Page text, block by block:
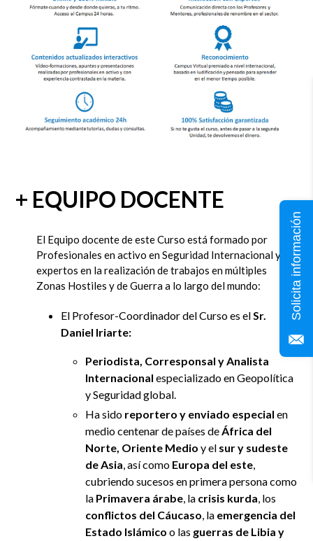
+ EQUIPO DOCENTE
El Equipo docente de este Curso está formado por
Profesionales en activo en Seguridad Internacional y
expertos en la realización de trabajos en múltiples
Zonas Hostiles y de Guerra a lo largo del mundo:
El Profesor-Coordinador del Curso es elSr.
Daniel Iriarte:
Periodista, Corresponsal y Analista
Internacional especializado en Geopolítica
y Seguridad global.
Ha sido reportero y enviado especial en
medio centenar de países deÁfrica del
Norte, Oriente Medio y el sur y sudeste
de Asia, así como Europa del este,
cubriendo sucesos en primera persona como
la Primavera árabe, la crisis kurda, los
conflictos del Cáucaso, la emergencia del
Estado Islámico o las guerras de Libia y
Solicita información